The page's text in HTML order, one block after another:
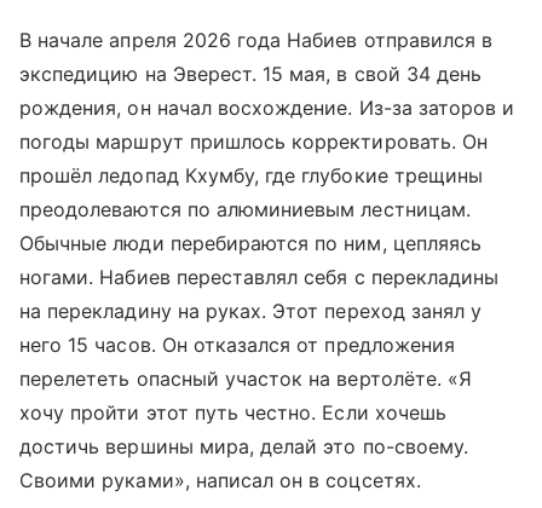
В начале апреля 2026 года Набиев отправился в
экспедицию на Эверест. 15 мая, в свой 34 день
рождения, он начал восхождение. Из-за заторов и
погоды маршрут пришлось корректировать. Он
прошёл ледопад Кхумбу, где глубокие трещины
преодолеваются по алюминиевым лестницам.
Обычные люди перебираются по ним, цепляясь
ногами. Набиев переставлял себя с перекладины
на перекладину на руках. Этот переход занял у
него 15 часов. Он отказался от предложения
перелететь опасный участок на вертолёте. «Я
хочу пройти этот путь честно. Если хочешь
достичь вершины мира, делай это по-своему.
Своими руками», написал он в соцсетях.